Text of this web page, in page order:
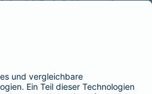
ist. Deshalb ist es uns ein
und individuelles
einer unserer
bei zahnärztlichen
ist es uns wichtig, für jeden
finden. Daher können Sie aus